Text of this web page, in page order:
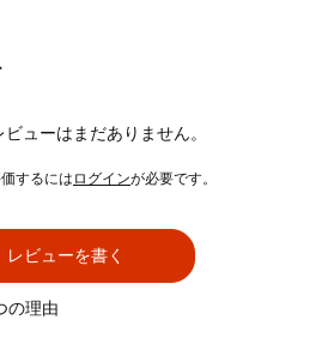
ューはまだありません。
するには ログインが必要です。
レビューを書く
の理由